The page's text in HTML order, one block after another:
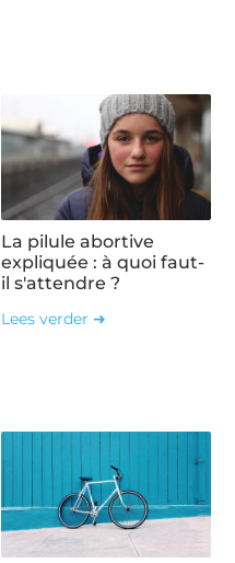
La pilule abortive
expliquée : à quoi faut-
il s'attendre ?
Lees verder ➜